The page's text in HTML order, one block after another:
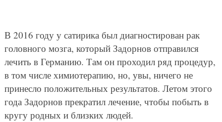
В 2016 году у сатирика был диагностирован рак
головного мозга, который Задорнов отправился
лечить в Германию. Там он проходил ряд процедур,
в том числе химиотерапию, но, увы, ничего не
принесло положительных результатов. Летом этого
года Задорнов прекратил лечение, чтобы побыть в
кругу родных и близких людей.